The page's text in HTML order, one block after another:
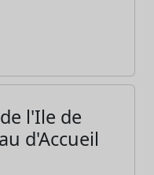
l'Ile de
d'Accueil